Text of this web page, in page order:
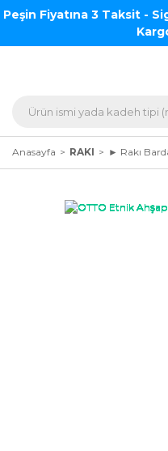
Peşin Fiyatına 3 Taksit -
Anasayfa RAKI ► Rakı